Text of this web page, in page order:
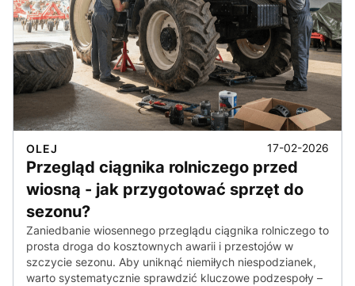
OLEJ 17-02-2026
Przegląd ciągnika rolniczego przed
wiosną - jak przygotować sprzęt do
sezonu?
Zaniedbanie wiosennego przeglądu ciągnika rolniczego to
prosta droga do kosztownych awarii i przestojów w
szczycie sezonu. Aby uniknąć niemiłych niespodzianek,
warto systematycznie sprawdzić kluczowe podzespoły –